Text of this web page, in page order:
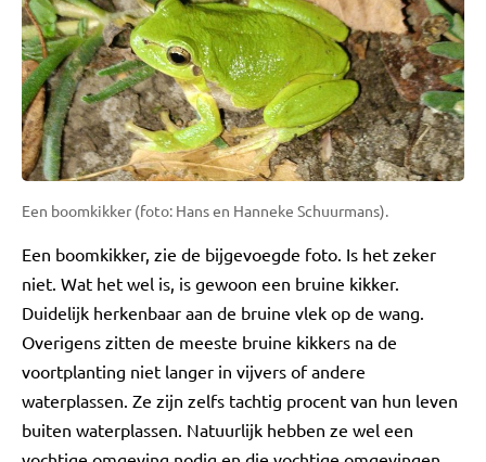
Een boomkikker (foto: Hans en Hanneke Schuurmans).
Een boomkikker, zie de bijgevoegde foto. Is het zeker
niet. Wat het wel is, is gewoon een bruine kikker.
Duidelijk herkenbaar aan de bruine vlek op de wang.
Overigens zitten de meeste bruine kikkers na de
voortplanting niet langer in vijvers of andere
waterplassen. Ze zijn zelfs tachtig procent van hun leven
buiten waterplassen. Natuurlijk hebben ze wel een